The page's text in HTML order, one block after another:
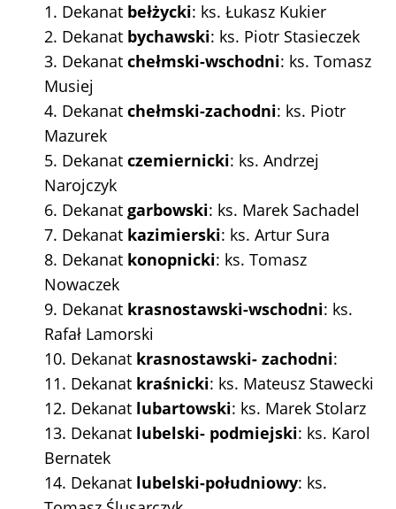
1. Dekanat bełżycki: ks. Łukasz Kukier
2. Dekanat bychawski: ks. Piotr Stasieczek
3. Dekanat chełmski-wschodni: ks. Tomasz
Musiej
4. Dekanat chełmski-zachodni: ks. Piotr
Mazurek
5. Dekanat czemiernicki: ks. Andrzej
Narojczyk
6. Dekanat garbowski: ks. Marek Sachadel
7. Dekanat kazimierski: ks. Artur Sura
8. Dekanat konopnicki: ks. Tomasz
Nowaczek
9. Dekanat krasnostawski-wschodni: ks.
Rafał Lamorski
10. Dekanat krasnostawski- zachodni:
11. Dekanat kraśnicki: ks. Mateusz Stawecki
12. Dekanat lubartowski: ks. Marek Stolarz
13. Dekanat lubelski- podmiejski: ks. Karol
Bernatek
14. Dekanat lubelski-południowy: ks.